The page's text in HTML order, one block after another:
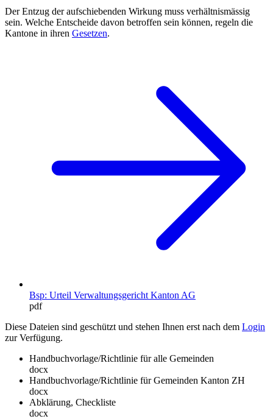
Der Entzug der aufschiebenden Wirkung muss verhältnismässig
sein. Welche Entscheide davon betroffen sein können, regeln die
Kantone in ihren Gesetzen.
Bsp: Urteil Verwaltungsgericht Kanton AG
pdf
Diese Dateien sind geschützt und stehen Ihnen erst nach dem Login
zur Verfügung.
Handbuchvorlage/Richtlinie für alle Gemeinden
docx
Handbuchvorlage/Richtlinie für Gemeinden Kanton ZH
docx
Abklärung, Checkliste
docx